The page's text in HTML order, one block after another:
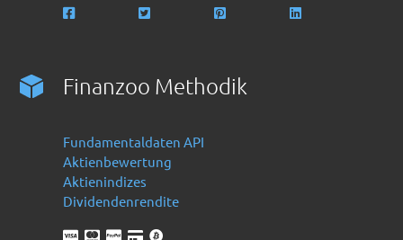
Finanzoo Methodik
Fundamentaldaten API
Aktienbewertung
Aktienindizes
Dividendenrendite